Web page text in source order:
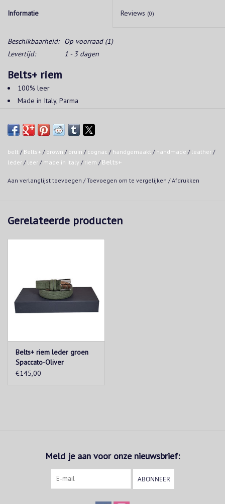
Informatie Reviews (0)
Beschikbaarheid: Op voorraad(1)
Levertijd:
1 - 3 dagen
Belts+ riem
100% leer
Made in Italy, Parma
belt / Belts+ / brown / bruin / cognac / handgemaakt / handmade / leather /
leder / leer / made in italy / riem / Belts+
Aan verlanglijst toevoegen /Toevoegen om te vergelijken /Afdrukken
Gerelateerde producten
Belts+ riem leder groen
Spaccato-Oliver
€145,00
Meld je aan voor onze nieuwsbrief:
ABONNEER